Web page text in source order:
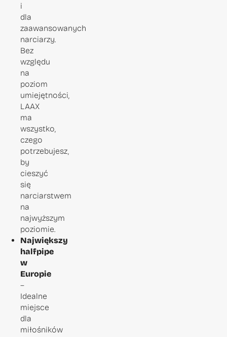
i
dla
zaawansowanych
narciarzy.
Bez
względu
na
poziom
umiejętności,
LAAX
ma
wszystko,
czego
potrzebujesz,
by
cieszyć
się
narciarstwem
na
najwyższym
poziomie.
Największy
halfpipe
w
Europie
–
Idealne
miejsce
dla
miłośników